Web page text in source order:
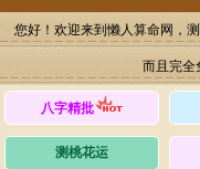
您好！欢迎来到懒人算命网，
而且完全
八字精批
测桃花运